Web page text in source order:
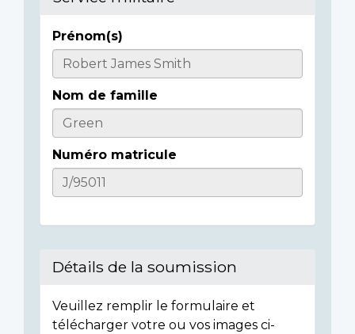
Casualty
Details
Prénom(s)
Nom de famille
Numéro matricule
Détails de la soumission
Veuillez remplir le formulaire et
télécharger votre ou vos images ci-